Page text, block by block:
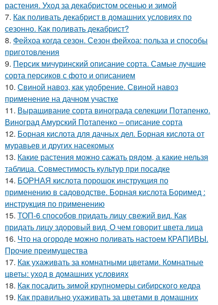
растения. Уход за декабристом осенью и зимой
7. Как поливать декабрист в домашних условиях по
сезонно. Как поливать декабрист?
8. Фейхоа когда сезон. Сезон фейхоа: польза и способы
приготовления
9. Персик мичуринский описание сорта. Самые лучшие
сорта персиков с фото и описанием
10. Свиной навоз, как удобрение. Свиной навоз
применение на дачном участке
11. Выращивание сорта винограда селекции Потапенко.
Виноград Амурский Потапенко – описание сорта
12. Борная кислота для дачных дел. Борная кислота от
муравьев и других насекомых
13. Какие растения можно сажать рядом, а какие нельзя
таблица. Совместимость культур при посадке
14. БОРНАЯ кислота порошок инструкция по
применению в садоводстве. Борная кислота Боримед :
инструкция по применению
15. ТОП-6 способов придать лицу свежий вид. Как
придать лицу здоровый вид. О чем говорит цвета лица
16. Что на огороде можно поливать настоем КРАПИВЫ.
Прочие преимущества
17. Как ухаживать за комнатными цветами. Комнатные
цветы: уход в домашних условиях
18. Как посадить зимой крупномеры сибирского кедра
19. Как правильно ухаживать за цветами в домашних